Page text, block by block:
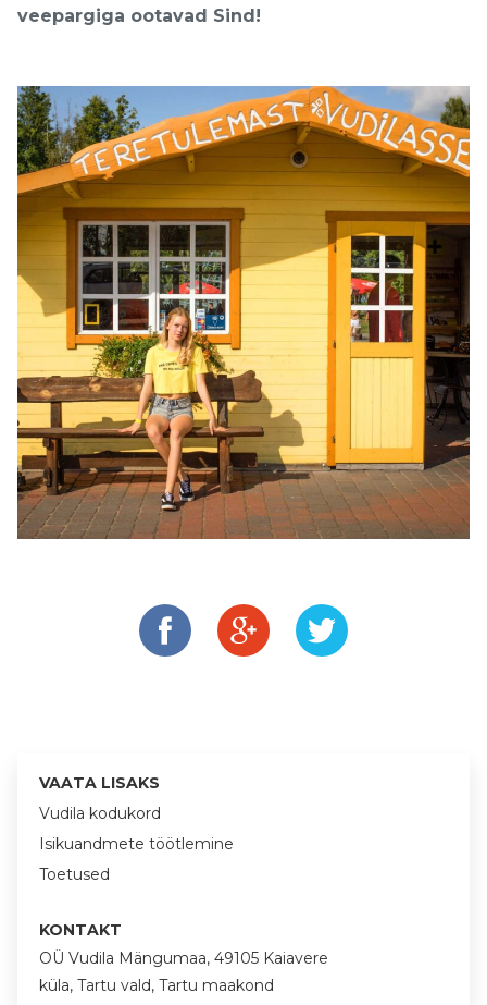
veepargiga ootavad Sind!
VAATA LISAKS
Vudila kodukord
Isikuandmete töötlemine
Toetused
KONTAKT
OÜ Vudila Mängumaa, 49105 Kaiavere
küla, Tartu vald, Tartu maakond